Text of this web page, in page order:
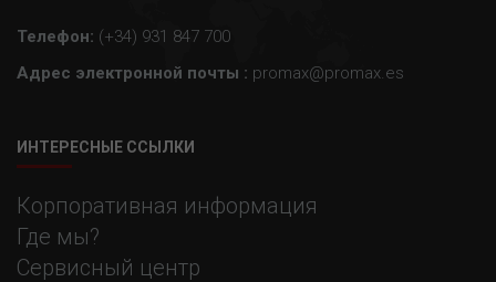
Телефон: (+34) 931 847 700
Адрес электронной почты : promax@promax.es
ИНТЕРЕСНЫЕ ССЫЛКИ
Корпоративная информация
Где мы?
Сервисный центр